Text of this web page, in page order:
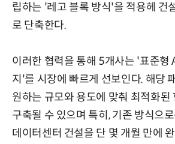
립하는 '레고 블록 방식'을 적용헤 건
로 단축한다.
이러한 협력을 통해 5개사는 '표준형
지'를 시장에 빠르게 선보인다. 해당
원하는 규모와 용도에 맞춰 최적화된
구축될 수 있으며 특히, 기존 방식으
데이터센터 건설을 단 몇 개월 만에